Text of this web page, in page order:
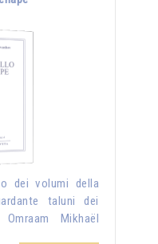
dei volumi della
taluni dei
Mikhaël